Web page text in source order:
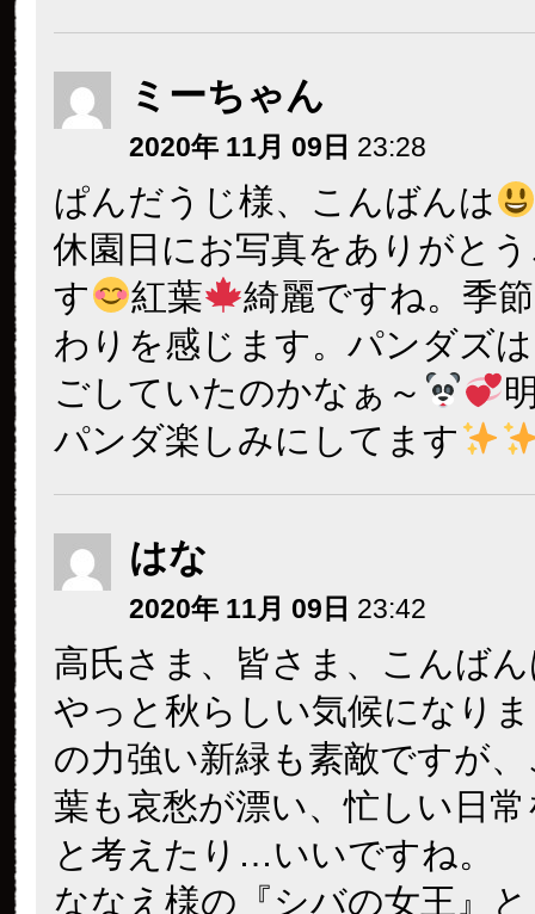
ミーちゃん
2020年 11月 09日 23:28
ぱんだうじ様、こんばんは
休園日にお写真をありがと
す
紅葉
綺麗ですね。季
わりを感じます。パンダズ
ごしていたのかなぁ～
パンダ楽しみにしてます
はな
2020年 11月 09日 23:42
高氏さま、皆さま、こんば
やっと秋らしい気候になり
の力強い新緑も素敵ですが
葉も哀愁が漂い、忙しい日
と考えたり…いいですね。
ななえ様の『シバの女王』